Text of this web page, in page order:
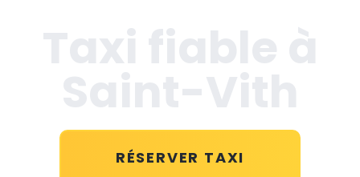
RÉSERVER TAXI